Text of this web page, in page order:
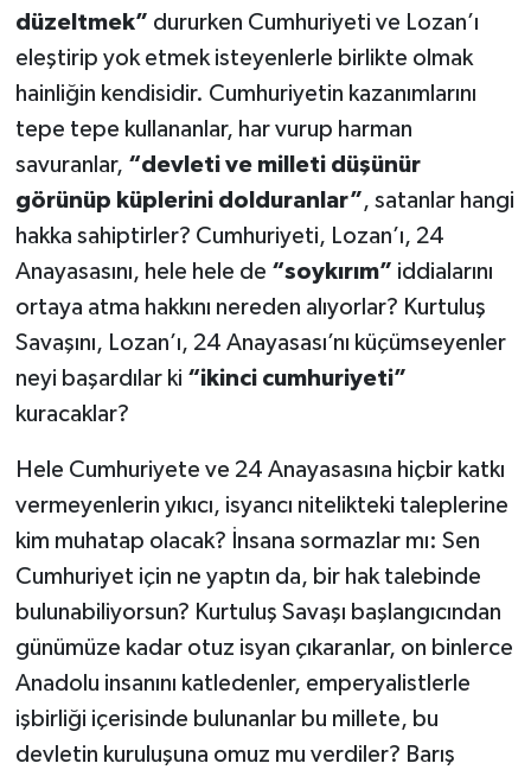
düzeltmek” dururken Cumhuriyeti ve Lozan’ı
eleştirip yok etmek isteyenlerle birlikte olmak
hainliğin kendisidir. Cumhuriyetin kazanımlarını
tepe tepe kullananlar, har vurup harman
savuranlar, “devleti ve milleti düşünür
görünüp küplerini dolduranlar”, satanlar hangi
hakka sahiptirler? Cumhuriyeti, Lozan’ı, 24
Anayasasını, hele hele de “soykırım” iddialarını
ortaya atma hakkını nereden alıyorlar? Kurtuluş
Savaşını, Lozan’ı, 24 Anayasası’nı küçümseyenler
neyi başardılar ki “ikinci cumhuriyeti”
kuracaklar?
Hele Cumhuriyete ve 24 Anayasasına hiçbir katkı
vermeyenlerin yıkıcı, isyancı nitelikteki taleplerine
kim muhatap olacak? İnsana sormazlar mı: Sen
Cumhuriyet için ne yaptın da, bir hak talebinde
bulunabiliyorsun? Kurtuluş Savaşı başlangıcından
günümüze kadar otuz isyan çıkaranlar, on binlerce
Anadolu insanını katledenler, emperyalistlerle
işbirliği içerisinde bulunanlar bu millete, bu
devletin kuruluşuna omuz mu verdiler? Barış